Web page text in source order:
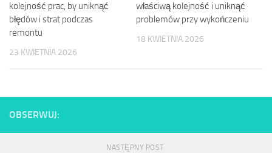
kolejność prac, by uniknąć
błędów i strat podczas
remontu
23 KWIETNIA 2026
właściwą kolejność i uniknąć
problemów przy wykończeniu
18 KWIETNIA 2026
OBSERWUJ:
NASTĘPNY POST